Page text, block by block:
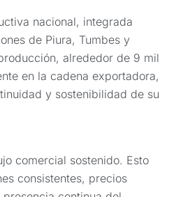
nacional, integrada
de Piura, Tumbes y
alrededor de 9 mil
en la cadena exportadora,
y sostenibilidad de su
comercial sostenido. Esto
consistentes, precios